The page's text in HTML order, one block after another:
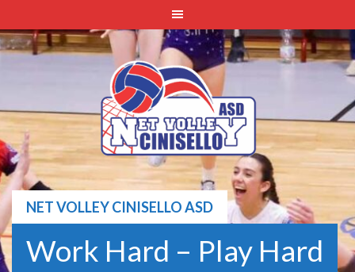
to
content
NET VOLLEY CINISELLO ASD
Work Hard – Play Hard